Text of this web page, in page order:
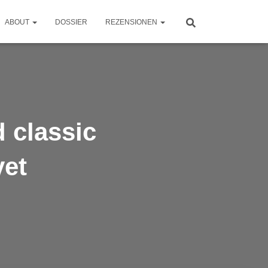
ABOUT DOSSIER REZENSIONEN
classic